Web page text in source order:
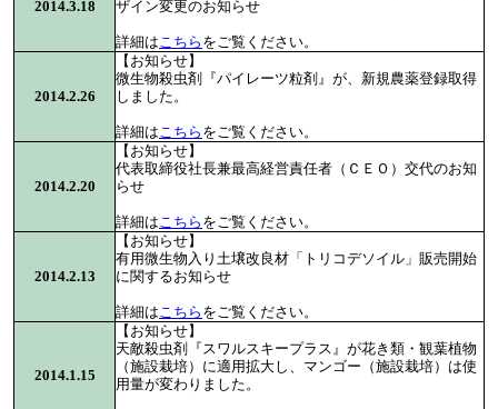
2014.3.18
ザイン変更のお知らせ
詳細はこちら をご覧ください。
2014.2.26
【お知らせ】
微生物殺虫剤『パイレーツ粒剤』が、新規農薬登録取得
しました。
詳細はこちら をご覧ください。
2014.2.20
【お知らせ】
代表取締役社長兼最高経営責任者（ＣＥＯ）交代のお知
らせ
詳細はこちら をご覧ください。
2014.2.13
【お知らせ】
有用微生物入り土壌改良材「トリコデソイル」販売開始
に関するお知らせ
詳細はこちら をご覧ください。
2014.1.15
【お知らせ】
天敵殺虫剤『スワルスキープラス』が花き類・観葉植物
（施設栽培）に適用拡大し、マンゴー（施設栽培）は使
用量が変わりました。